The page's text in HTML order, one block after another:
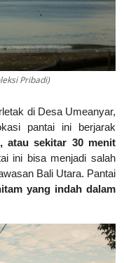
Pribadi)
di Desa Umeanyar,
pantai ini berjarak
atau sekitar 30 menit
ini bisa menjadi salah
Bali Utara. Pantai
yang indah dalam